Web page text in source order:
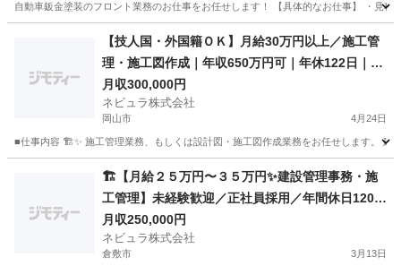
自動車鈑金塗装のフロント業務のお仕事をお任せします！ 【具体的なお仕事】 ・見
庭瀬駅 受付 未経験
【技人国・外国籍ＯＫ】月給30万円以上／施工管
理・施工図作成｜年収650万円可｜年休122日｜土
日祝休み
月収300,000円
ネビュラ株式会社
岡山市 4月24日
■仕事内容 🏗️✨ 施工管理業務、もしくは設計図・施工図作成業務をお任せします。 建
事務 業務
🏗【月給２５万円〜３５万円✨建設管理事務・施
工管理】未経験歓迎／正社員採用／年間休日120日
／研修充実【109273】
月収250,000円
ネビュラ株式会社
倉敷市 3月13日